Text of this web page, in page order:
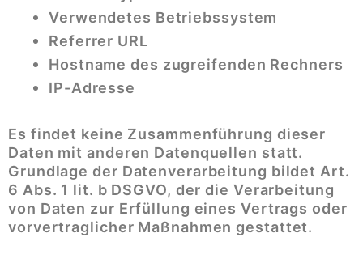
Verwendetes Betriebssystem
Referrer URL
Hostname des zugreifenden Rechners
IP-Adresse
Es findet keine Zusammenführung dieser
Daten mit anderen Datenquellen statt.
Grundlage der Datenverarbeitung bildet Art.
6 Abs. 1 lit. b DSGVO, der die Verarbeitung
von Daten zur Erfüllung eines Vertrags oder
vorvertraglicher Maßnahmen gestattet.